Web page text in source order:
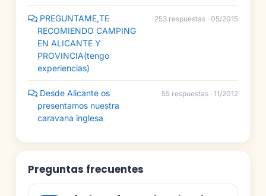
PREGUNTAME,TE
RECOMIENDO CAMPING
EN ALICANTE Y
PROVINCIA(tengo
experiencias)
253 respuestas · 05/2015
Desde Alicante os
presentamos nuestra
caravana inglesa
55 respuestas · 11/2012
Preguntas frecuentes